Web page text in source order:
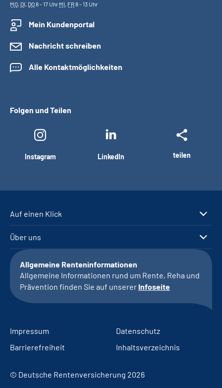
MO, DI, DO8 - 17 Uhr MI, FR8 - 13 Uhr
Mein Kundenportal
Nachricht schreiben
Alle Kontaktmöglichkeiten
Folgen und Teilen
Instagram LinkedIn teilen
Auf einen Klick
Über uns
Allgemeine Renteninformationen
Allgemeine Informationen rund um Rente, Reha und
Prävention finden Sie auf unserer Infoseite
Impressum
Datenschutz
Barrierefreiheit
Inhaltsverzeichnis
© Deutsche Rentenversicherung 2026